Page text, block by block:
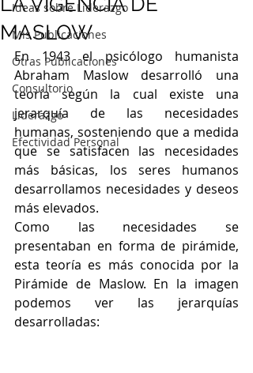
Ideas sobre Liderazgo
Mis Publicaciones
Otras Publicaciones
Consultorio
Liderazgo
Efectividad Personal
MASLOW
En 1943 el psicólogo humanista
Abraham Maslow desarrolló una
teoría según la cual existe una
jerarquía de las necesidades
humanas, sosteniendo que a medida
que se satisfacen las necesidades
más básicas, los seres humanos
desarrollamos necesidades y deseos
más elevados.
Como las necesidades se
presentaban en forma de pirámide,
esta teoría es más conocida por la
Pirámide de Maslow. En la imagen
podemos ver las jerarquías
desarrolladas: